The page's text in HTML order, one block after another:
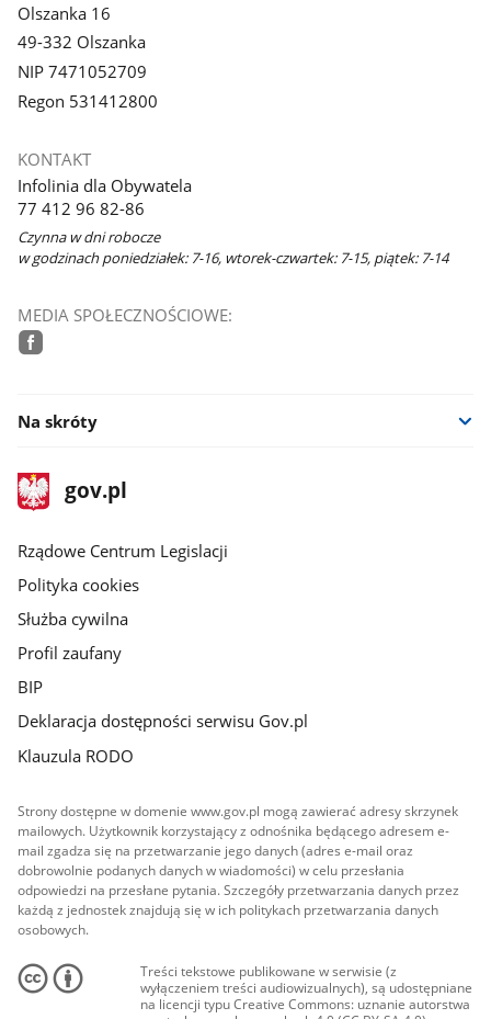
Olszanka 16
49-332 Olszanka
NIP 7471052709
Regon 531412800
KONTAKT
Infolinia dla Obywatela
77 412 96 82-86
Czynna w dni robocze
w godzinach poniedziałek: 7-16, wtorek-czwartek: 7-15, piątek: 7-14
MEDIA SPOŁECZNOŚCIOWE:
Na skróty
stopka
gov.plStrona
gov.pl
Rządowe Centrum Legislacji
Polityka cookies
Służba cywilna
Profil zaufany
BIP
Deklaracja dostępności serwisu Gov.pl
Klauzula RODO
Strony dostępne w domenie www.gov.pl mogą zawierać adresy skrzynek
mailowych. Użytkownik korzystający z odnośnika będącego adresem e-
mail zgadza się na przetwarzanie jego danych (adres e-mail oraz
dobrowolnie podanych danych w wiadomości) w celu przesłania
odpowiedzi na przesłane pytania. Szczegóły przetwarzania danych przez
każdą z jednostek znajdują się w ich politykach przetwarzania danych
osobowych.
Treści tekstowe publikowane w serwisie (z
wyłączeniem treści audiowizualnych), są udostępniane
na licencji typu Creative Commons: uznanie autorstwa